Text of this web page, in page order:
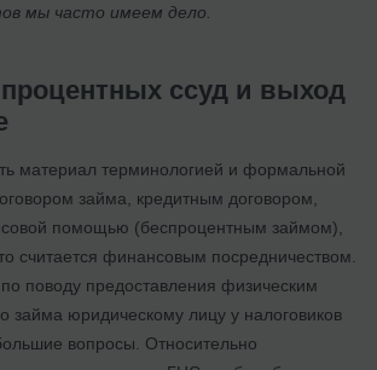
мы часто имеем дело.
ссуд и выход
материал терминологией и формальной
займа, кредитным договором,
помощью (беспроцентным займом),
считается финансовым посредничеством.
поводу предоставления физическим
займа юридическому лицу у налоговиков
вопросы. Относительно